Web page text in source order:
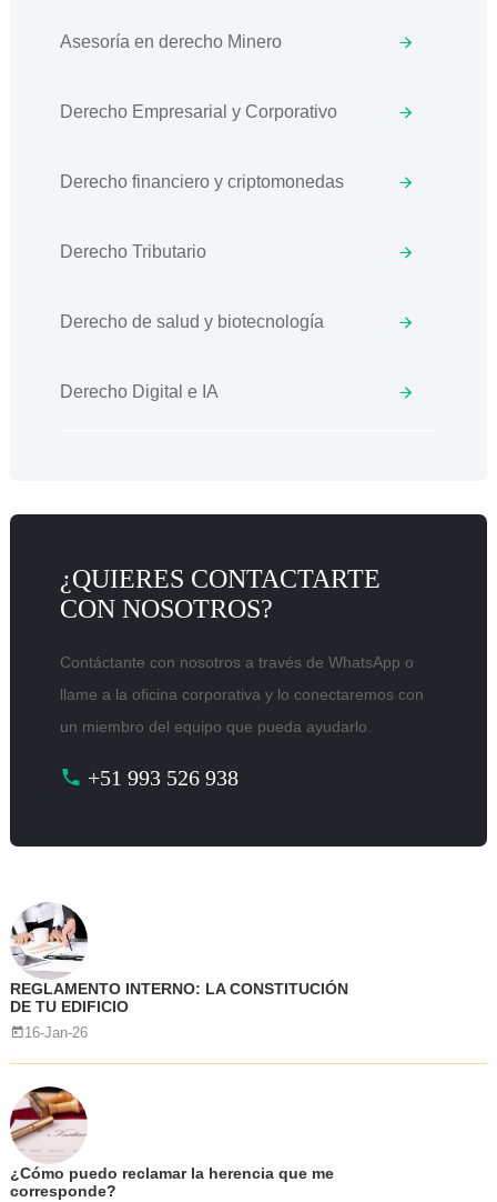
Asesoría en derecho Minero
Derecho Empresarial y Corporativo
Derecho financiero y criptomonedas
Derecho Tributario
Derecho de salud y biotecnología
Derecho Digital e IA
¿QUIERES CONTACTARTE
CON NOSOTROS?
Contáctante con nosotros a través de WhatsApp o
llame a la oficina corporativa y lo conectaremos con
un miembro del equipo que pueda ayudarlo.
+51 993 526 938
REGLAMENTO INTERNO: LA CONSTITUCIÓN
DE TU EDIFICIO
16-Jan-26
¿Cómo puedo reclamar la herencia que me
corresponde?